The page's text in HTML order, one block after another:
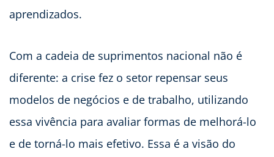
aprendizados.
Com a cadeia de suprimentos nacional não é
diferente: a crise fez o setor repensar seus
modelos de negócios e de trabalho, utilizando
essa vivência para avaliar formas de melhorá-lo
e de torná-lo mais efetivo. Essa é a visão do